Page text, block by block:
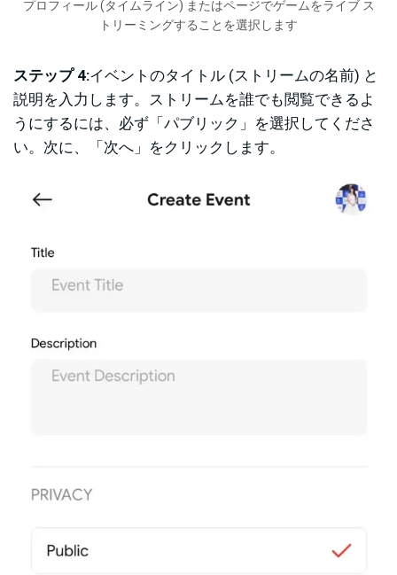
プロフィール (タイムライン) またはページでゲームをライブ ス
トリーミングすることを選択します
ステップ 4:イベントのタイトル (ストリームの名前) と
説明を入力します。ストリームを誰でも閲覧できるよ
うにするには、必ず「パブリック」を選択してくださ
い。次に、「次へ」をクリックします。